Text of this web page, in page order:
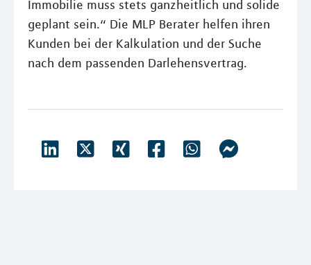
Immobilie muss stets ganzheitlich und solide
geplant sein.“ Die MLP Berater helfen ihren
Kunden bei der Kalkulation und der Suche
nach dem passenden Darlehensvertrag.